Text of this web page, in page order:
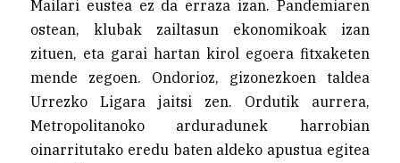
Mailari eustea ez da erraza izan. Pandemiaren
ostean, klubak zailtasun ekonomikoak izan
zituen, eta garai hartan kirol egoera fitxaketen
mende zegoen. Ondorioz, gizonezkoen taldea
Urrezko Ligara jaitsi zen. Ordutik aurrera,
Metropolitanoko arduradunek harrobian
oinarritutako eredu baten aldeko apustua egitea